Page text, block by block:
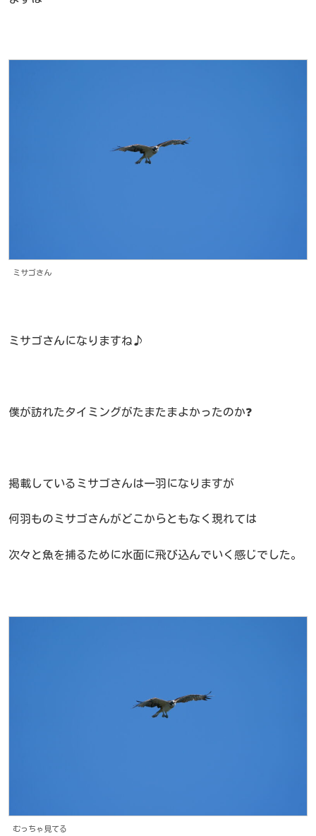
ミサゴさん
ミサゴさんになりますね♪
僕が訪れたタイミングがたまたまよかったのか❓
掲載しているミサゴさんは一羽になりますが
何羽ものミサゴさんがどこからともなく現れては
次々と魚を捕るために水面に飛び込んでいく感じでした。
むっちゃ見てる